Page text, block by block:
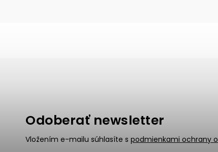
Odoberať newsletter
Vložením e-mailu súhlasíte s podmienkami ochrany